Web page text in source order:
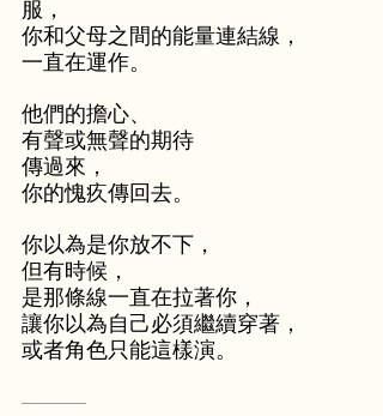
服，
你和父母之間的能量連結線，
一直在運作。
他們的擔心、
有聲或無聲的期待
傳過來，
你的愧疚傳回去。
你以為是你放不下，
但有時候，
是那條線一直在拉著你，
讓你以為自己必須繼續穿著，
或者角色只能這樣演。
———